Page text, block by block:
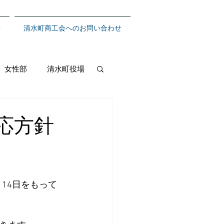
清水町商工会へのお問い合わせ
女性部 清水町役場
方針
日をもって